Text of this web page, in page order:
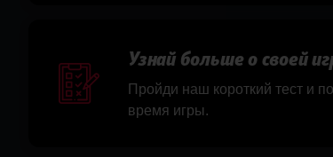
Узнай больше о своей
Пройди наш короткий тест и
время игры.